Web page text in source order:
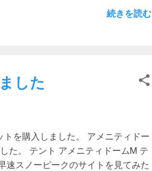
比べしました。 そしたら、一本
なるほど、高いわけです。味と値段
宗 大吟醸 斗瓶囲い お福酒造とい
な味わいを醸し出しています。価格
飲み比べセットに入っていたわけ
とは別次元で慎吾の一本同様、和三
このときだけ出てきて仕込むのだ
続きを読む
した
を購入しました。 アメニティドー
た。 テント アメニティドームM テ
速スノーピークのサイトを見てみた